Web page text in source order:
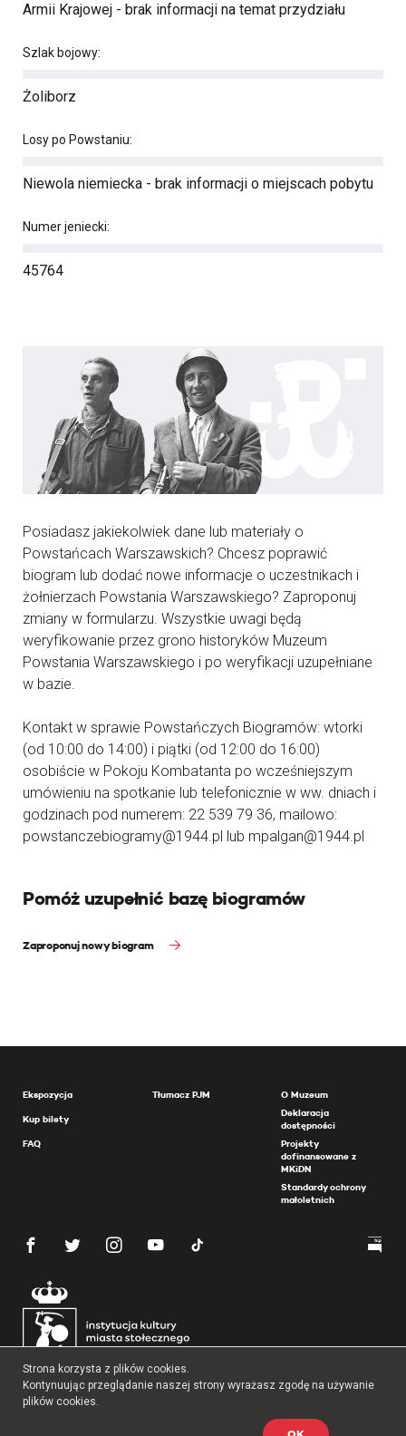
Armii Krajowej - brak informacji na temat przydziału
Szlak bojowy:
Żoliborz
Losy po Powstaniu:
Niewola niemiecka - brak informacji o miejscach pobytu
Numer jeniecki:
45764
Posiadasz jakiekolwiek dane lub materiały o
Powstańcach Warszawskich? Chcesz poprawić
biogram lub dodać nowe informacje o uczestnikach i
żołnierzach Powstania Warszawskiego? Zaproponuj
zmiany w formularzu. Wszystkie uwagi będą
weryfikowanie przez grono historyków Muzeum
Powstania Warszawskiego i po weryfikacji uzupełniane
w bazie.
Kontakt w sprawie Powstańczych Biogramów: wtorki
(od 10:00 do 14:00) i piątki (od 12:00 do 16:00)
osobiście w Pokoju Kombatanta po wcześniejszym
umówieniu na spotkanie lub telefonicznie w ww. dniach i
godzinach pod numerem: 22 539 79 36, mailowo:
powstanczebiogramy@1944.pl lub mpalgan@1944.pl
Pomóż uzupełnić bazę biogramów
Zaproponuj nowy biogram
Ekspozycja
Kup bilety
FAQ
Tłumacz PJM
O Muzeum
Deklaracja
dostępności
Projekty
dofinansowane z
MKiDN
Standardy ochrony
małoletnich
Strona korzysta z plików cookies.
Kontynuując przeglądanie naszej strony wyrażasz zgodę na używanie
plików cookies.